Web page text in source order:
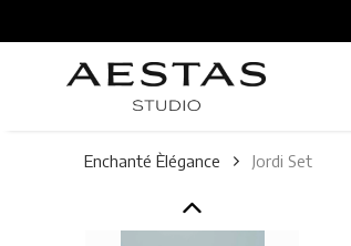
Enchanté Èlégance Jordi Set